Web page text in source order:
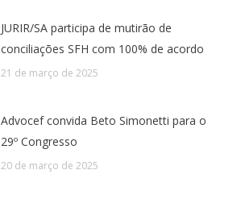
JURIR/SA participa de mutirão de
conciliações SFH com 100% de acordo
21 de março de 2025
Advocef convida Beto Simonetti para o
29º Congresso
20 de março de 2025